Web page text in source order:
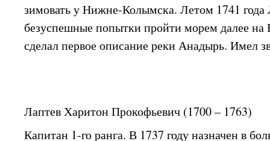
зимовать у Нижне-Колымска. Летом 1741 года
безуспешные попытки пройти морем далее на
сделал первое описание реки Анадырь. Имел
Лаптев Харитон Прокофьевич (1700 – 1763)
Капитан 1-го ранга. В 1737 году назначен в